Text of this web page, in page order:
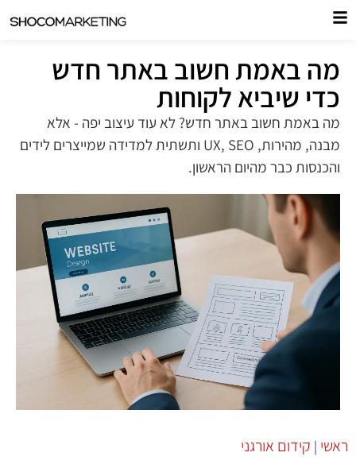
מה באמת חשוב באתר חדש
כדי שיביא לקוחות
מה באמת חשוב באתר חדש? לא עוד עיצוב יפה - אלא
מבנה, מהירות, UX, SEO ותשתית למדידה שמייצרים לידים
והכנסות כבר מהיום הראשון.
ראשי | קידום אורגני